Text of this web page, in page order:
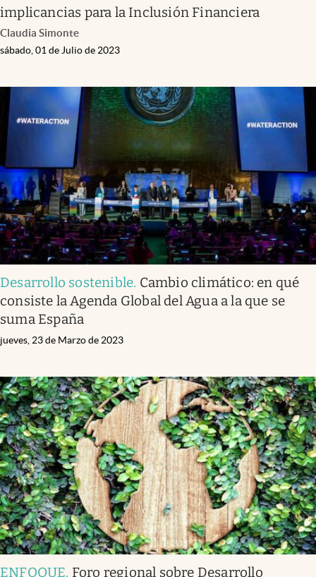
implicancias para la Inclusión Financiera
Claudia Simonte
sábado, 01 de Julio de 2023
Desarrollo sostenible. Cambio climático: en qué
consiste la Agenda Global del Agua a la que se
suma España
jueves, 23 de Marzo de 2023
ENFOQUE. Foro regional sobre Desarrollo